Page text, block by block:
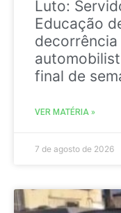
Luto:
Educação
final de
VER MATÉRIA »
7 de agosto de 2026